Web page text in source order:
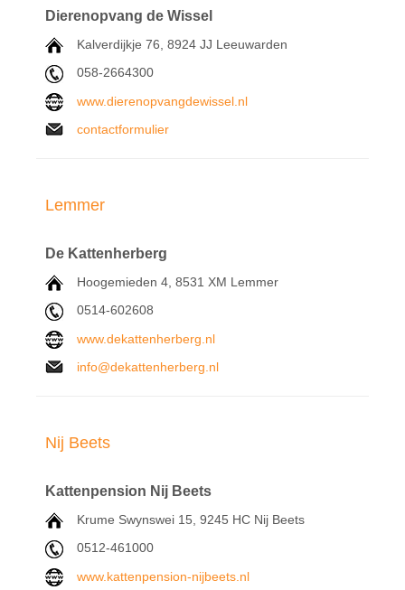
Dierenopvang de Wissel
Kalverdijkje 76, 8924 JJ Leeuwarden
058-2664300
www.dierenopvangdewissel.nl
contactformulier
Lemmer
De Kattenherberg
Hoogemieden 4, 8531 XM Lemmer
0514-602608
www.dekattenherberg.nl
info@dekattenherberg.nl
Nij Beets
Kattenpension Nij Beets
Krume Swynswei 15, 9245 HC Nij Beets
0512-461000
www.kattenpension-nijbeets.nl